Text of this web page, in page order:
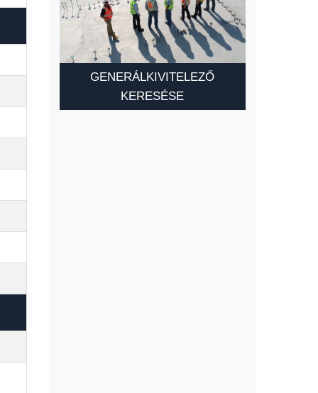
GENERÁLKIVITELEZŐ
KERESÉSE